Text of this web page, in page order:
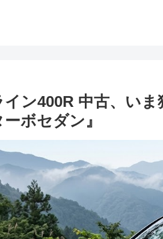
ン400R 中古、い
ボセダン』